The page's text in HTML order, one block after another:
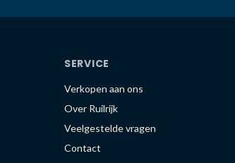
SERVICE
Verkopen aan ons
Over Ruilrijk
Veelgestelde vragen
Contact